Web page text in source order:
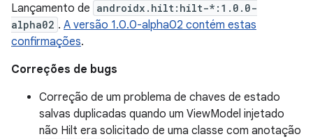
Lançamento de androidx.hilt:hilt-*:1.0.0-
alpha02 . A versão 1.0.0-alpha02 contém estas
confirmações.
Correções de bugs
Correção de um problema de chaves de estado
salvas duplicadas quando um ViewModel injetado
não Hilt era solicitado de uma classe com anotação